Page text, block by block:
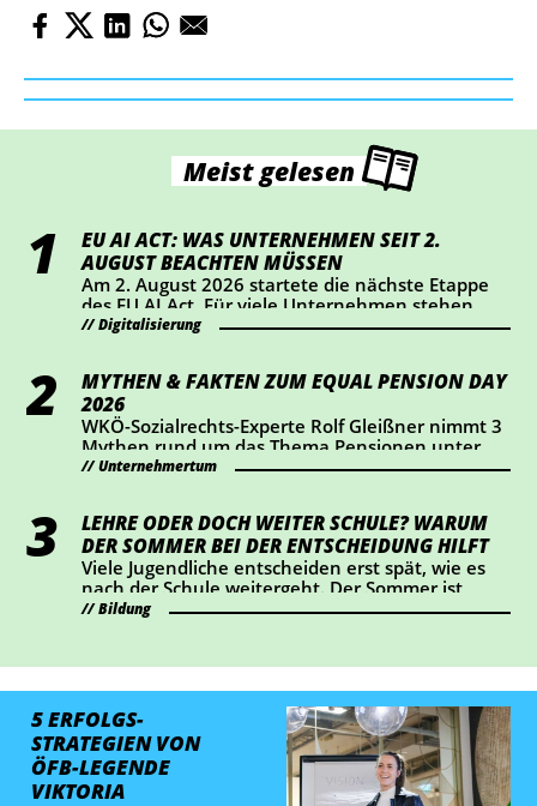
Meist gelesen
EU AI ACT: WAS UNTERNEHMEN SEIT 2.
AUGUST BEACHTEN MÜSSEN
Am 2. August 2026 startete die nächste Etappe
des EU AI Act. Für viele Unternehmen stehen
dabei vor allem Transparenz und Kennzeichnung
sollte jetzt prüfen, ob Handlungsbedarf besteht.
Digitalisierung
MYTHEN & FAKTEN ZUM EQUAL PENSION DAY
2026
WKÖ-Sozialrechts-Experte Rolf Gleißner nimmt 3
Mythen rund um das Thema Pensionen unter
die Lupe und liefert Fakten.
Unternehmertum
LEHRE ODER DOCH WEITER SCHULE? WARUM
DER SOMMER BEI DER ENTSCHEIDUNG HILFT
Viele Jugendliche entscheiden erst spät, wie es
nach der Schule weitergeht. Der Sommer ist
ideal, um Lehrberufe auszuprobieren und Fragen
Bildung
5 ERFOLGS­
STRATEGIEN VON
ÖFB-LEGENDE
VIKTORIA